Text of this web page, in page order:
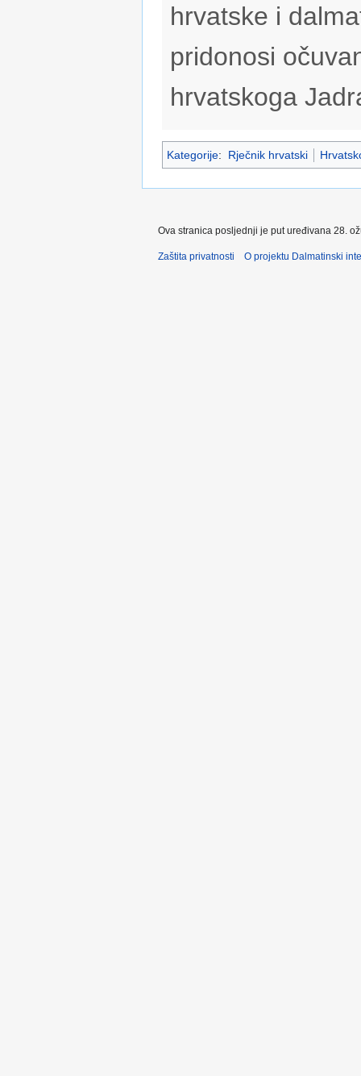
hrvatske i
pridonosi
hrvatskoga
Kategorije: Rječnik hrvatski
Ova stranica posljednji je put uređivana 28.
Zaštita privatnosti O projektu Dalmatinski